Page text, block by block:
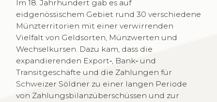
Im 18. Jahrhundert gab es auf
eidgenössischem Gebiet rund 30 verschiedene
Münzterritorien mit einer verwirrenden
Vielfalt von Geldsorten, Münzwerten und
Wechselkursen. Dazu kam, dass die
expandierenden Export‐, Bank‐ und
Transitgeschäfte und die Zahlungen für
Schweizer Söldner zu einer langen Periode
von Zahlungsbilanzüberschüssen und zur